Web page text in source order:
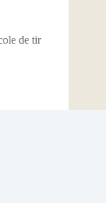
de tir